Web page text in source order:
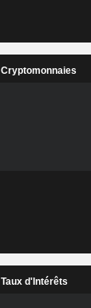
Cryptomonnaies
Taux d'Intérêts